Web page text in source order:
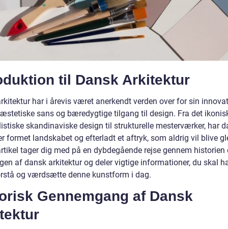
til Dansk Arkitektur
har i årevis været anerkendt verden over for sin
sans og bæredygtige tilgang til design. Fra det
skandinaviske design til strukturelle mesterværker, har
formet landskabet og efterladt et aftryk, som aldrig vil blive
tager dig med på en dybdegående rejse gennem historien
af dansk arkitektur og deler vigtige informationer, du skal
og værdsætte denne kunstform i dag.
Gennemgang af Dansk